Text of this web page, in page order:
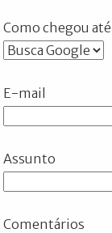
Como chegou
E-mail
Assunto
Comentários